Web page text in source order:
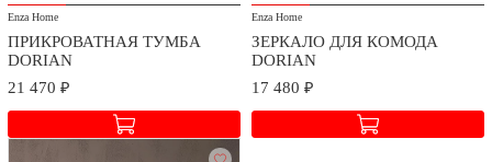
Enza Home
ПРИКРОВАТНАЯ ТУМБА
DORIAN
21 470 ₽
Enza Home
ЗЕРКАЛО ДЛЯ КОМОДА
DORIAN
17 480 ₽